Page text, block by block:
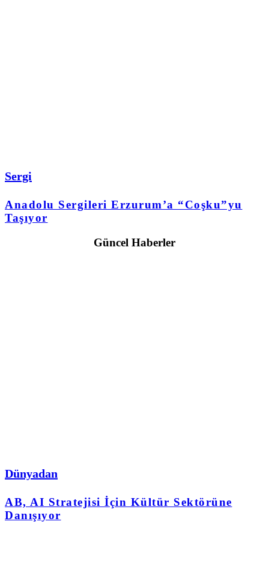
Sergi
Anadolu Sergileri Erzurum’a “Coşku”yu
Taşıyor
Güncel Haberler
Dünyadan
AB, AI Stratejisi İçin Kültür Sektörüne
Danışıyor